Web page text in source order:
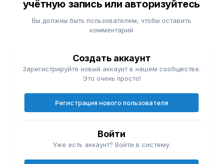
учётную запись или авторизуйтесь
Вы должны быть пользователем, чтобы оставить
комментарий
Создать аккаунт
Зарегистрируйте новый аккаунт в нашем сообществе.
Это очень просто!
Регистрация нового пользователя
Войти
Уже есть аккаунт? Войти в систему.